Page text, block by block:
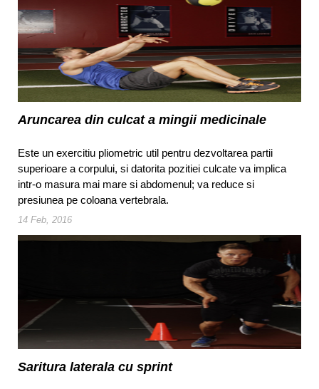
Aruncarea din culcat a mingii medicinale
Este un exercitiu pliometric util pentru dezvoltarea partii
superioare a corpului, si datorita pozitiei culcate va implica
intr-o masura mai mare si abdomenul; va reduce si
presiunea pe coloana vertebrala.
14 Feb, 2016
Saritura laterala cu sprint